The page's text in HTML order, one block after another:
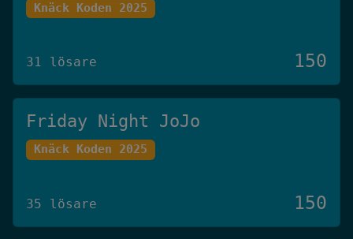
Knäck Koden 2025
31 lösare 150
Friday Night JoJo
Knäck Koden 2025
35 lösare 150